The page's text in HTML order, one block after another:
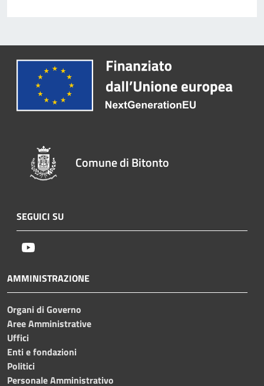
Comune di Bitonto
SEGUICI SU
AMMINISTRAZIONE
Organi di Governo
Aree Amministrative
Uffici
Enti e fondazioni
Politici
Personale Amministrativo